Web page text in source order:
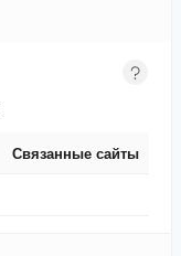
Связанные сайты